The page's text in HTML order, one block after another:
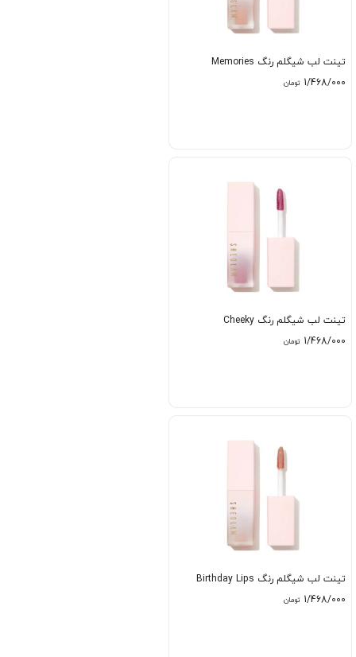
تینت لب شیگلم رنگ Memories
1/468/000 تومان
تینت لب شیگلم رنگ Cheeky
1/468/000 تومان
تینت لب شیگلم رنگ Birthday Lips
1/468/000 تومان